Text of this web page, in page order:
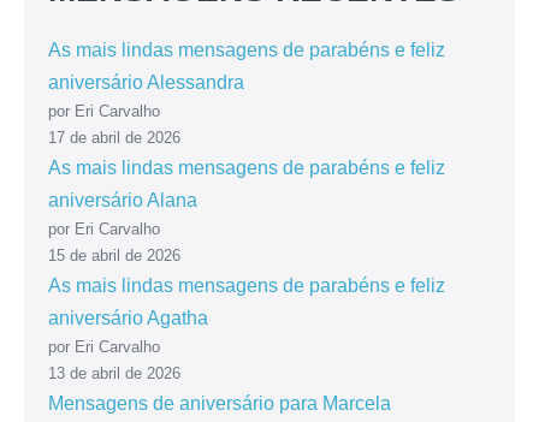
As mais lindas mensagens de parabéns e feliz
aniversário Alessandra
por Eri Carvalho
17 de abril de 2026
As mais lindas mensagens de parabéns e feliz
aniversário Alana
por Eri Carvalho
15 de abril de 2026
As mais lindas mensagens de parabéns e feliz
aniversário Agatha
por Eri Carvalho
13 de abril de 2026
Mensagens de aniversário para Marcela